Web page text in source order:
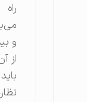
می‌باشد
و بیشتر
از آن
باید با
نظارت